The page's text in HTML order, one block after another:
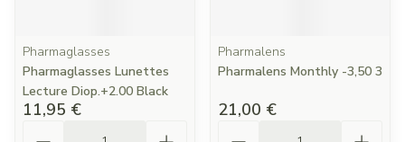
Pharmaglasses
Pharmaglasses Lunettes
Lecture Diop.+2.00 Black
11,95 €
Pharmalens
Pharmalens Monthly -3,50 3
21,00 €